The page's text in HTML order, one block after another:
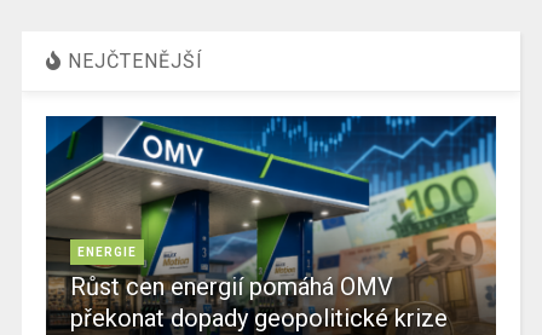
NEJČTENĚJŠÍ
ENERGIE
Růst cen energií pomáhá OMV
překonat dopady geopolitické krize